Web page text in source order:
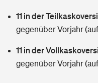
Sie haben Fragen?
Restkreditversicherung
Hundehalter-Haftpflicht
Tools
Wer versichert was: Jetzt
11 in der
gegenüber Vorjahr
11 in der
gegenüber Vorjahr